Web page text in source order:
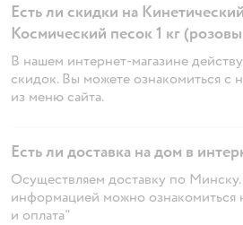
Есть ли скидки на
Космический песок 1 кг
В нашем интернет-магазине
скидок. Вы можете ознакомиться с
из меню сайта.
Есть ли доставка на дом в
Осуществляем доставку по
информацией можно ознакомиться
и оплата"